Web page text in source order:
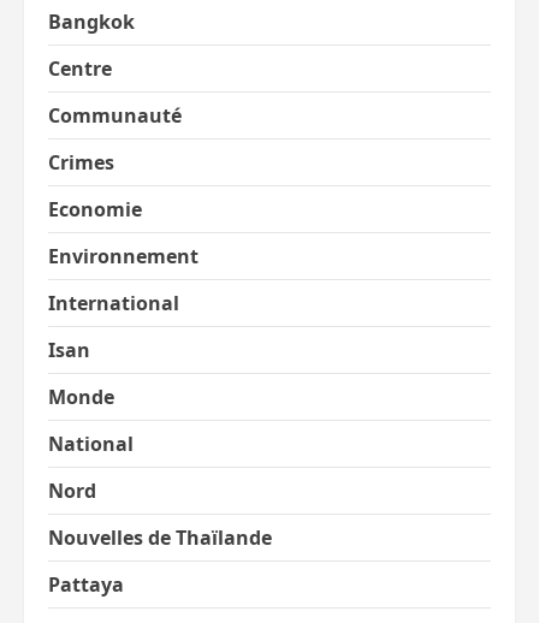
Bangkok
Centre
Communauté
Crimes
Economie
Environnement
International
Isan
Monde
National
Nord
Nouvelles de Thaïlande
Pattaya